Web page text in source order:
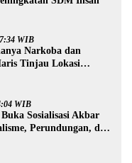
WIB
Narkoba dan
Tinjau Lokasi
WIB
Sosialisasi Akbar
Perundungan, dan